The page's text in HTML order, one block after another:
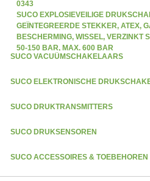
0343
SUCO EXPLOSIEVEILIGE
GEÏNTEGREERDE STEKKER, ATEX,
BESCHERMING, WISSEL, VERZINKT
50-150 BAR, MAX. 600 BAR
SUCO VACUÜMSCHAKELAARS
SUCO ELEKTRONISCHE
SUCO DRUKTRANSMITTERS
SUCO DRUKSENSOREN
SUCO ACCESSOIRES & TOEBEHOREN